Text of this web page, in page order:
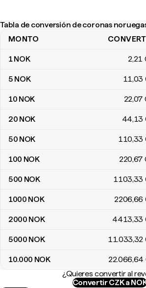
Tabla de conversión de coronas
Tabla de conversión de coronas noruegas
MONTO
1NOK 2,21
5 NOK 11,03
10 NOK 22,07
20 NOK 44,13
50 NOK 110,33
100 NOK 220,67
500 NOK 1103,33
1000 NOK 2206,66
2000 NOK 4413,33
5000 NOK 11.033,32
10.000 NOK 22.066,64
¿Quieres convertir al
Convertir CZK a